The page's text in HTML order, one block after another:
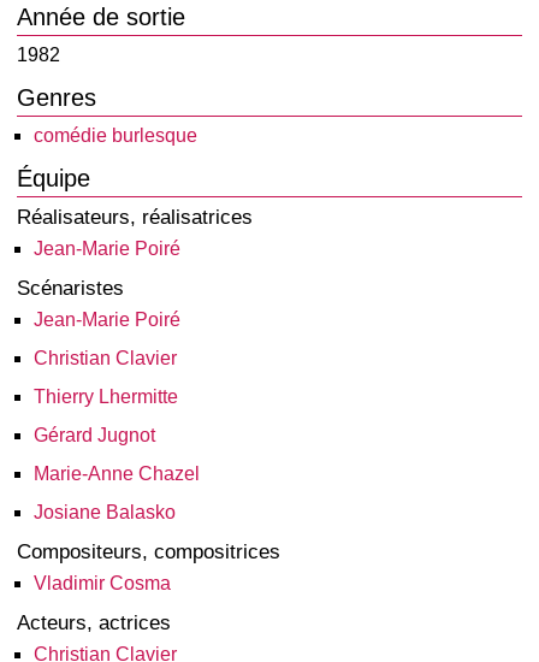
Année de sortie
1982
Genres
comédie burlesque
Équipe
Réalisateurs, réalisatrices
Jean-Marie Poiré
Scénaristes
Jean-Marie Poiré
Christian Clavier
Thierry Lhermitte
Gérard Jugnot
Marie-Anne Chazel
Josiane Balasko
Compositeurs, compositrices
Vladimir Cosma
Acteurs, actrices
Christian Clavier